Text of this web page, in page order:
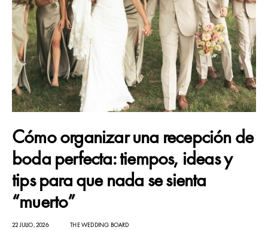
Cómo organizar una recepción de
boda perfecta: tiempos, ideas y
tips para que nada se sienta
“muerto”
22 JULIO, 2026 THE WEDDING BOARD